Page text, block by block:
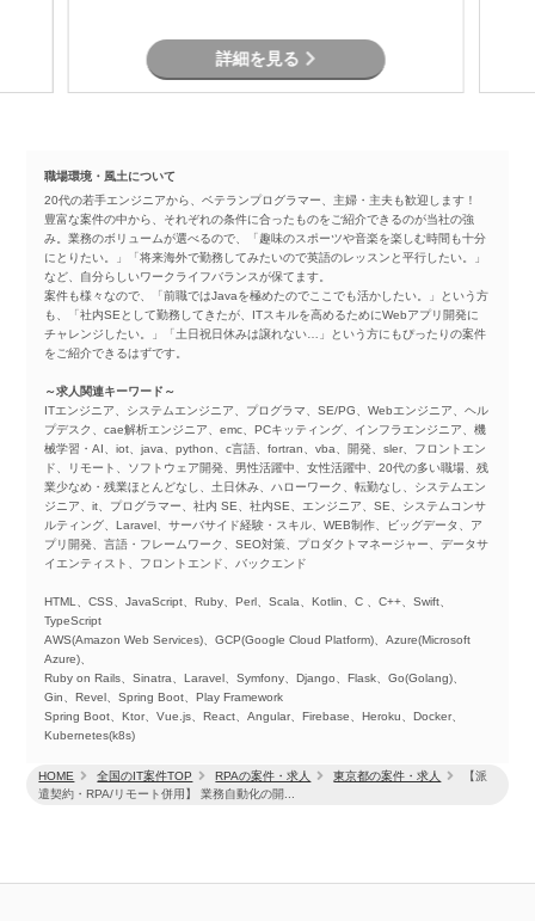
HOME 全国のIT案件TOP RPAの案件・求人 東京都の案件・求人
【派
遣契約・RPA/リモート併用】 業務自動化の開...
詳細を見る
職場環境・風土について
20代の若手エンジニアから、ベテランプログラマー、主婦・主夫も歓迎します！
豊富な案件の中から、それぞれの条件に合ったものをご紹介できるのが当社の強
み。業務のボリュームが選べるので、「趣味のスポーツや音楽を楽しむ時間も十分
にとりたい。」「将来海外で勤務してみたいので英語のレッスンと平行したい。」
など、自分らしいワークライフバランスが保てます。
案件も様々なので、「前職ではJavaを極めたのでここでも活かしたい。」という方
も、「社内SEとして勤務してきたが、ITスキルを高めるためにWebアプリ開発に
チャレンジしたい。」「土日祝日休みは譲れない…」という方にもぴったりの案件
をご紹介できるはずです。
～求人関連キーワード～
ITエンジニア、システムエンジニア、プログラマ、SE/PG、Webエンジニア、ヘル
プデスク、cae解析エンジニア、emc、PCキッティング、インフラエンジニア、機
械学習・AI、iot、java、python、c言語、fortran、vba、開発、sler、フロントエン
ド、リモート、ソフトウェア開発、男性活躍中、女性活躍中、20代の多い職場、残
業少なめ・残業ほとんどなし、土日休み、ハローワーク、転勤なし、システムエン
ジニア、it、プログラマー、社内 SE、社内SE、エンジニア、SE、システムコンサ
ルティング、Laravel、サーバサイド経験・スキル、WEB制作、ビッグデータ、ア
プリ開発、言語・フレームワーク、SEO対策、プロダクトマネージャー、データサ
イエンティスト、フロントエンド、バックエンド
HTML、CSS、JavaScript、Ruby、Perl、Scala、Kotlin、C 、C++、Swift、
TypeScript
AWS(Amazon Web Services)、GCP(Google Cloud Platform)、Azure(Microsoft
Azure)、
Ruby on Rails、Sinatra、Laravel、Symfony、Django、Flask、Go(Golang)、
Gin、Revel、Spring Boot、Play Framework
Spring Boot、Ktor、Vue.js、React、Angular、Firebase、Heroku、Docker、
Kubernetes(k8s)